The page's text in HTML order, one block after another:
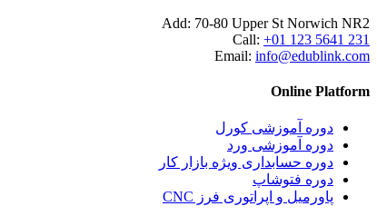
Add: 70-80 Upper St Norwich NR2
Call: +01 123 5641 231
Email: info@edublink.com
Online Platform
دوره آموزشی کورل
دوره آموزشی ورد
دوره حسابداری ویژه بازار کار
دوره فتوشاپ
پاورمیل و اپراتوری فرز CNC